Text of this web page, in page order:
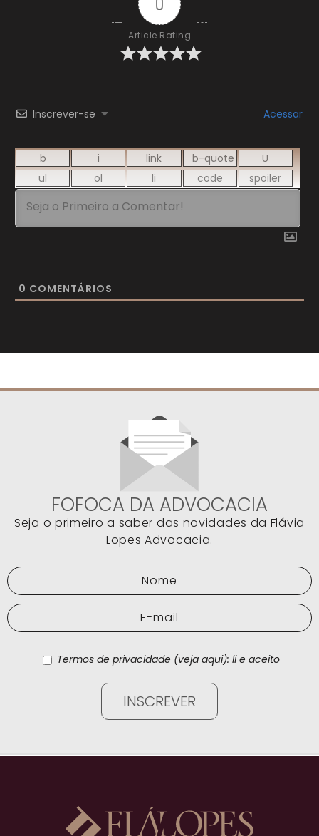
Article Rating
Inscrever-se Acessar
0 COMENTÁRIOS
FOFOCA DA ADVOCACIA
Seja o primeiro a saber das novidades da Flávia
Lopes Advocacia.
Termos de privacidade (veja aqui): li e aceito